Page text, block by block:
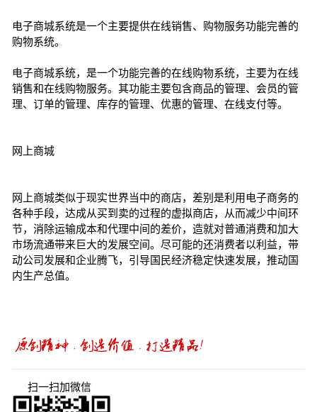
电子商城系统是一个主要提供在线销售、购物服务功能完善的
购物系统。
电子商城系统，是一个功能完善的在线购物系统，主要为在线
销售和在线购物服务。其功能主要包含商品的管理、会员的管
理、订单的管理、库存的管理、优惠的管理、在线支付等。
网上商城
网上商城类似于现实世界当中的商店，差别是利用电子商务的
各种手段，达成从买到卖的过程的虚拟商店，从而减少中间环
节，消除运输成本和代理中间的差价，造就对普通消费和加大
市场流通带来巨大的发展空间。尽可能的还消费者以利益，带
动公司发展和企业腾飞，引导国民经济稳定快速发展，推动国
内生产总值。
扫一扫加微信